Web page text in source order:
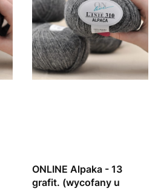
ONLINE Alpaka - 13
grafit. (wycofany u